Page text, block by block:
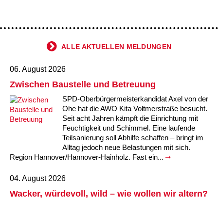
ALLE AKTUELLEN MELDUNGEN
06. August 2026
Zwischen Baustelle und Betreuung
SPD-Oberbürgermeisterkandidat Axel von der
Ohe hat die AWO Kita Voltmerstraße besucht.
Seit acht Jahren kämpft die Einrichtung mit
Feuchtigkeit und Schimmel. Eine laufende
Teilsanierung soll Abhilfe schaffen – bringt im
Alltag jedoch neue Belastungen mit sich.
Region Hannover/Hannover-Hainholz. Fast ein...
04. August 2026
Wacker, würdevoll, wild – wie wollen wir altern?